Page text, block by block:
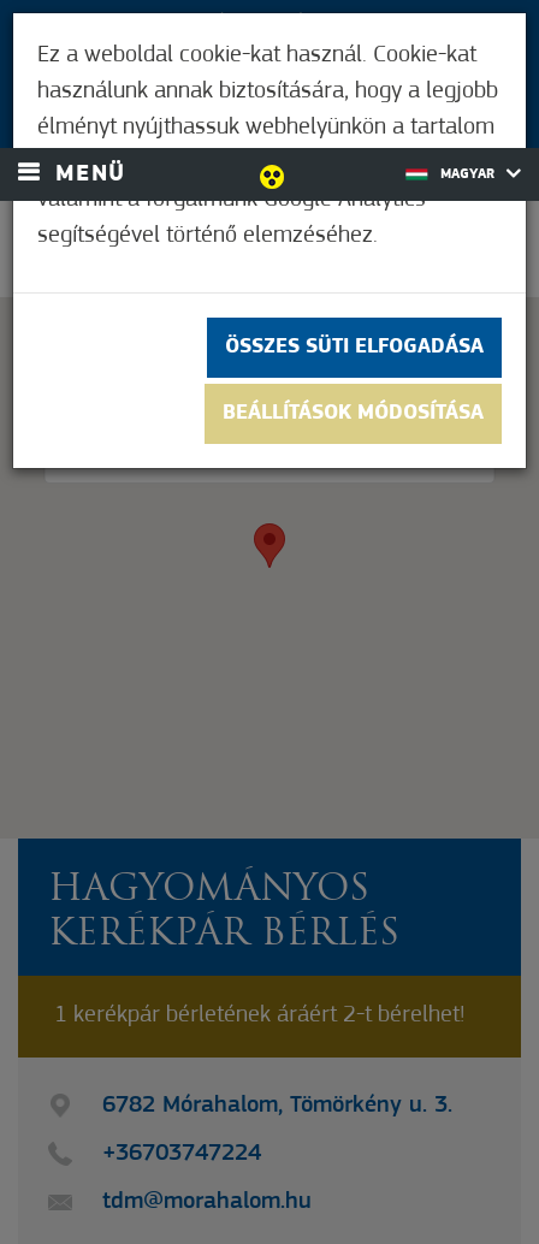
BEJELENTKEZÉS
MENÜ MAGYAR
Do you own this website? OK
HAGYOMÁNYOS
KERÉKPÁR BÉRLÉS
1 kerékpár bérletének áráért 2-t bérelhet!
6782 Mórahalom, Tömörkény u. 3.
+36703747224
tdm@morahalom.hu
Ez a weboldal cookie-kat használ. Cookie-kat
használunk annak biztosítására, hogy a legjobb
élményt nyújthassuk webhelyünkön a tartalom
és a hirdetések személyre szabásához,
valamint a forgalmunk Google Analytics
segítségével történő elemzéséhez.
ÖSSZES SÜTI ELFOGADÁSA
BEÁLLÍTÁSOK MÓDOSÍTÁSA